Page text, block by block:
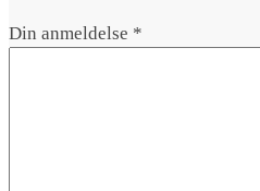
Din anmeldelse *